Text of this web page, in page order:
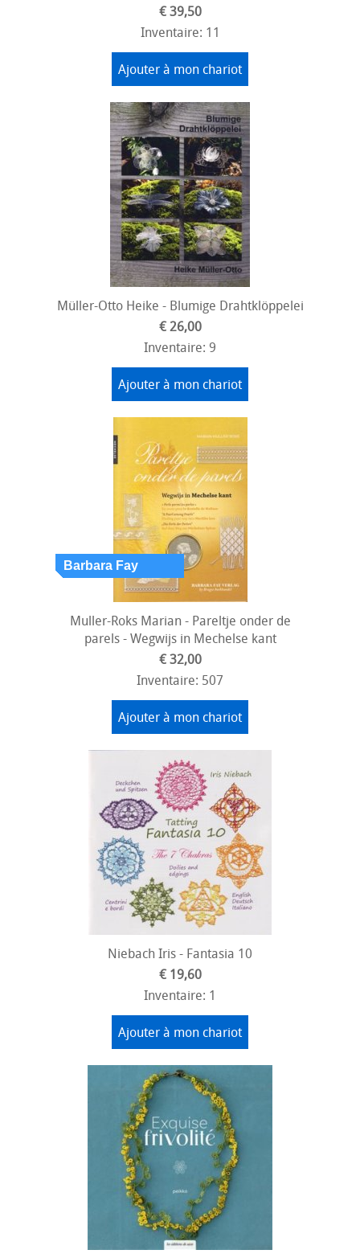
€ 39,50
Inventaire: 11
Ajouter à mon chariot
Müller-Otto Heike - Blumige Drahtklöppelei
€ 26,00
Inventaire: 9
Ajouter à mon chariot
Muller-Roks Marian - Pareltje onder de
parels - Wegwijs in Mechelse kant
€ 32,00
Inventaire: 507
Ajouter à mon chariot
Niebach Iris - Fantasia 10
€ 19,60
Inventaire: 1
Ajouter à mon chariot